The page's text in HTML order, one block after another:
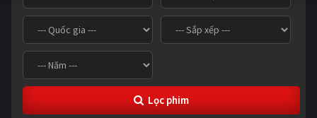
Thần thoại - Cổ trang Hành động
Tâm lý Chiến tranh
Võ thuật - Kiếm hiệp
Tội phạm - Hình sự
Lọc phim